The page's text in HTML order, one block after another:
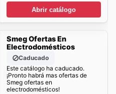
Abrir catálogo
Smeg Ofertas En
Electrodomésticos
Caducado
Este catálogo ha caducado.
¡Pronto habrá mas ofertas de
Smeg ofertas en
electrodomésticos!